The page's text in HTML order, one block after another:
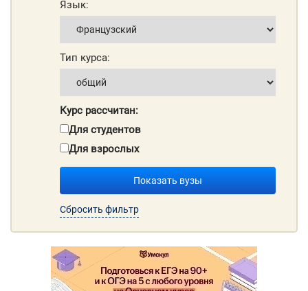
Язык:
Тип курса:
Курс рассчитан:
Для студентов
Для взрослых
Показать вузы
Сбросить фильтр